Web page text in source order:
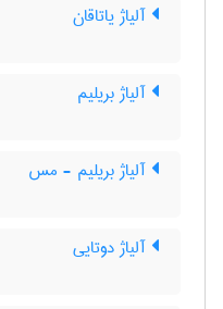
آلیاژ یاتاقان
آلیاژ بریلیم
آلیاژ بریلیم - مس
آلیاژ دوتایی